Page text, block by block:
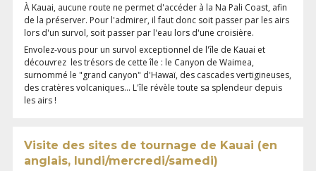
À Kauai, aucune route ne permet d'accéder à la Na Pali Coast, afin
de la préserver. Pour l'admirer, il faut donc soit passer par les airs
lors d'un survol, soit passer par l'eau lors d'une croisière.
Envolez-vous pour un survol exceptionnel de l'île de Kauai et
découvrez les trésors de cette île : le Canyon de Waimea,
surnommé le "grand canyon" d'Hawaï, des cascades vertigineuses,
des cratères volcaniques... L'île révèle toute sa splendeur depuis
les airs !
Visite des sites de tournage de Kauai (en
anglais, lundi/mercredi/samedi)